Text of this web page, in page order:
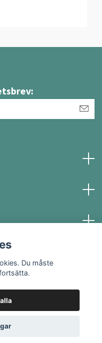
Handel
Du måste